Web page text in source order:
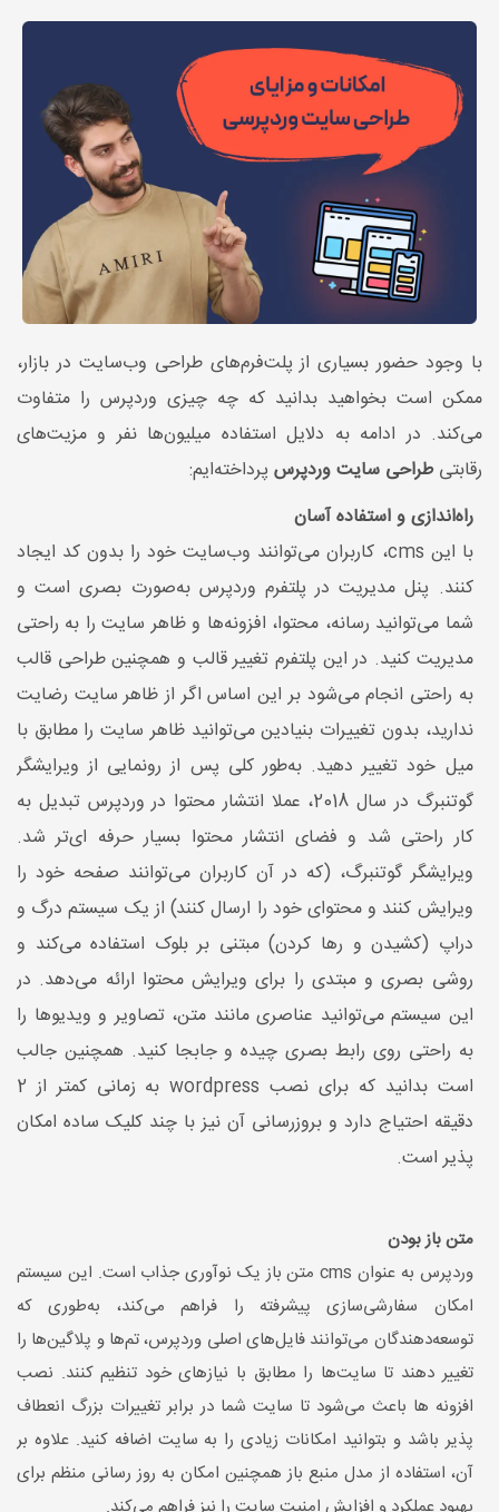
با وجود حضور بسیاری از پلت‌فرم‌های طراحی وب‌سایت در بازار،
ممکن است بخواهید بدانید که چه چیزی وردپرس را متفاوت
می‌کند. در ادامه به دلایل استفاده میلیون‌ها نفر و مزیت‌های
رقابتیطراحی سایت وردپرس پرداخته‌ایم:
راه‌اندازی و استفاده آسان
با این cms، کاربران می‌توانند وب‌سایت خود را بدون کد ایجاد
کنند. پنل مدیریت در پلتفرم وردپرس به‌صورت بصری است و
شما می‌توانید رسانه، محتوا، افزونه‌ها و ظاهر سایت را به راحتی
مدیریت کنید. در این پلتفرم تغییر قالب و همچنین طراحی قالب
به راحتی انجام می‌شود بر این اساس اگر از ظاهر سایت رضایت
ندارید، بدون تغییرات بنیادین می‌توانید ظاهر سایت را مطابق با
میل خود تغییر دهید. به‌طور کلی پس از رونمایی از ویرایشگر
گوتنبرگ در سال 2018، عملا انتشار محتوا در وردپرس تبدیل به
کار راحتی شد و فضای انتشار محتوا بسیار حرفه ای‌تر شد.
ویرایشگر گوتنبرگ، (که در آن کاربران می‌توانند صفحه خود را
ویرایش کنند و محتوای خود را ارسال کنند) از یک سیستم درگ و
دراپ (کشیدن و رها کردن) مبتنی بر بلوک استفاده می‌کند و
روشی بصری و مبتدی را برای ویرایش محتوا ارائه می‌دهد. در
این سیستم می‌توانید عناصری مانند متن، تصاویر و ویدیوها را
به راحتی روی رابط بصری چیده و جابجا کنید. همچنین جالب
است بدانید که برای نصب wordpress به زمانی کمتر از 2
دقیقه احتیاج دارد و بروزرسانی آن نیز با چند کلیک ساده امکان
پذیر است.
متن باز بودن
وردپرس به عنوان cms متن باز یک نوآوری جذاب است. این سیستم
امکان سفارشی‌سازی پیشرفته را فراهم می‌کند، به‌طوری که
توسعه‌دهندگان می‌توانند فایل‌های اصلی وردپرس، تم‌ها و پلاگین‌ها را
تغییر دهند تا سایت‌ها را مطابق با نیازهای خود تنظیم کنند. نصب
افزونه ها باعث می‌شود تا سایت شما در برابر تغییرات بزرگ انعطاف
پذیر باشد و بتوانید امکانات زیادی را به سایت اضافه کنید. علاوه بر
آن، استفاده از مدل منبع باز همچنین امکان به روز رسانی منظم برای